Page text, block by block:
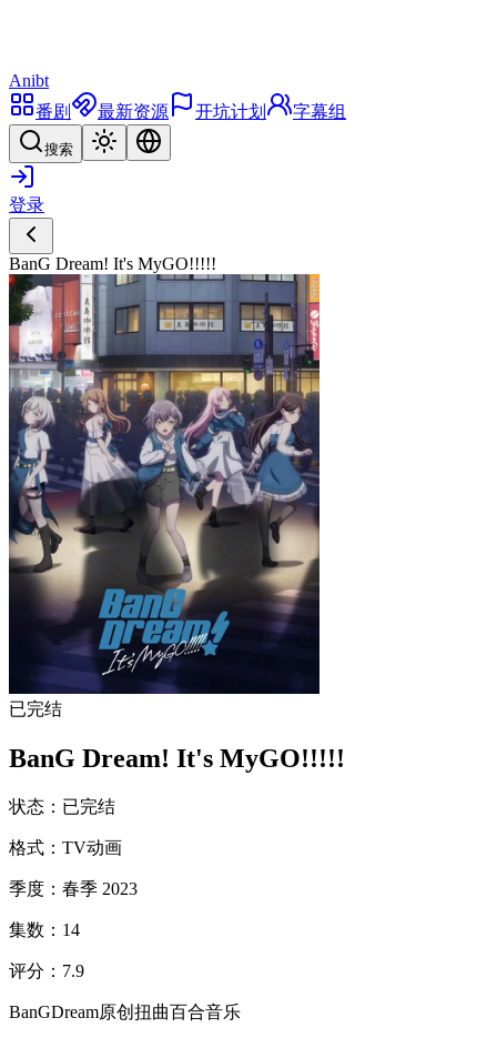
Anibt
番剧
最新资源 开坑计划 字幕组
搜索
登录
BanG Dream! It's MyGO!!!!!
已完结
BanG Dream! It's MyGO!!!!!
状态 ： 已完结
格式 ： TV动画
季度 ： 春季 2023
集数 ： 14
评分 ： 7.9
BanGDream原创 扭曲百合音乐